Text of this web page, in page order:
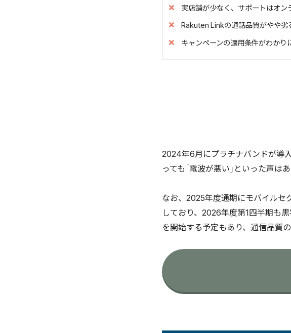
テザリングは無制限で無料
楽天ポイントが貯まる・支払い
【後悔しないために】楽天
楽天モバイルは都市部以外で
楽天モバイルの乗り換えキャ
まとめ
実店舗が少なく、サポートはオン
Rakuten Linkの通話品質がやや劣
キャンペーンの適用条件がわかり
2024年6月にプラチナバンドが導
っても「電波が悪い」といった声は
なお、2025年度通期にモバイル
しており、2026年度第1四半期も
を開始する予定もあり、通信品質